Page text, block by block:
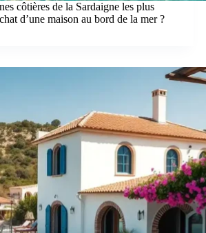
côtières de la Sardaigne les plus
d’une maison au bord de la mer ?